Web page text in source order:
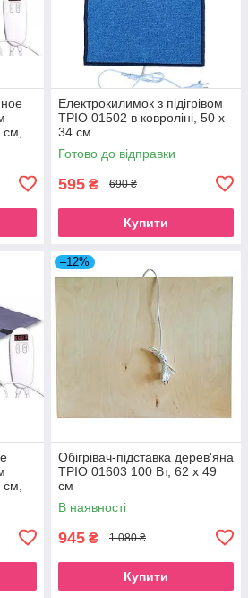
Електрокилимок з підігрівом
ТРІО 01502 в ковроліні, 50 х
34 см
Готово до відправки
595 ₴ 690 ₴
Купити
–12%
Обігрівач-підставка дерев'яна
ТРІО 01603 100 Вт, 62 х 49
см
В наявності
945 ₴ 1 080 ₴
Купити